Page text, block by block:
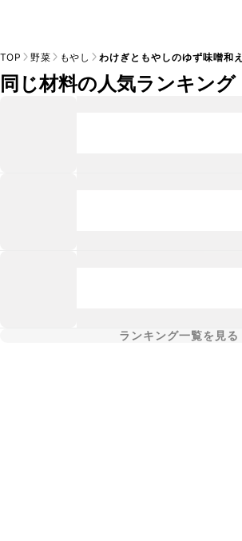
TOP 野菜 もやし わけぎともやしのゆず味噌和え
同じ材料の人気ランキング
ランキング一覧を見る